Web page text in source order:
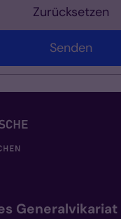
Zurücksetzen
Generalvikariat